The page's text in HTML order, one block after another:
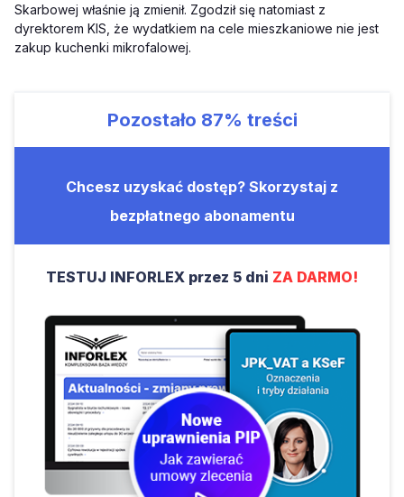
Skarbowej właśnie ją zmienił. Zgodził się natomiast z
dyrektorem KIS, że wydatkiem na cele mieszkaniowe nie jest
zakup kuchenki mikrofalowej.
Pozostało 87% treści
Chcesz uzyskać dostęp? Skorzystaj z
bezpłatnego abonamentu
TESTUJ INFORLEX przez 5 dni ZA DARMO!